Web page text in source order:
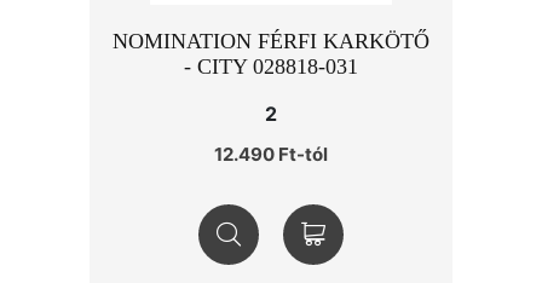
NOMINATION FÉRFI KARKÖTŐ
- CITY 028818-031
2
12.490 Ft-tól